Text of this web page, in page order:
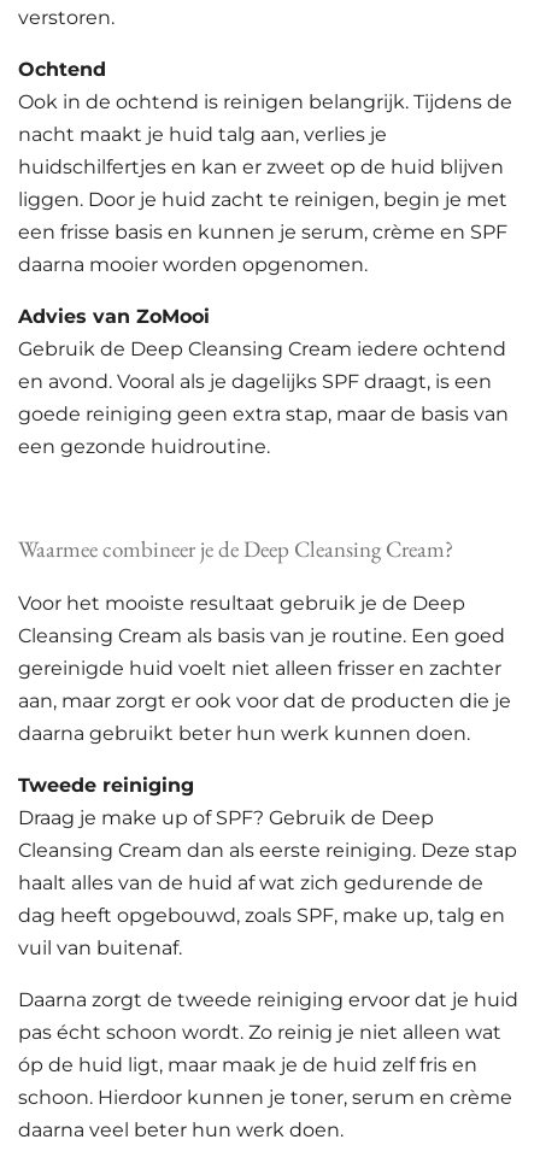
verstoren.
Ochtend
Ook in de ochtend is reinigen belangrijk. Tijdens de
nacht maakt je huid talg aan, verlies je
huidschilfertjes en kan er zweet op de huid blijven
liggen. Door je huid zacht te reinigen, begin je met
een frisse basis en kunnen je serum, crème en SPF
daarna mooier worden opgenomen.
Advies van ZoMooi
Gebruik de Deep Cleansing Cream iedere ochtend
en avond. Vooral als je dagelijks SPF draagt, is een
goede reiniging geen extra stap, maar de basis van
een gezonde huidroutine.
Waarmee combineer je de Deep Cleansing Cream?
Voor het mooiste resultaat gebruik je de Deep
Cleansing Cream als basis van je routine. Een goed
gereinigde huid voelt niet alleen frisser en zachter
aan, maar zorgt er ook voor dat de producten die je
daarna gebruikt beter hun werk kunnen doen.
Tweede reiniging
Draag je make up of SPF? Gebruik de Deep
Cleansing Cream dan als eerste reiniging. Deze stap
haalt alles van de huid af wat zich gedurende de
dag heeft opgebouwd, zoals SPF, make up, talg en
vuil van buitenaf.
Daarna zorgt de tweede reiniging ervoor dat je huid
pas écht schoon wordt. Zo reinig je niet alleen wat
óp de huid ligt, maar maak je de huid zelf fris en
schoon. Hierdoor kunnen je toner, serum en crème
daarna veel beter hun werk doen.